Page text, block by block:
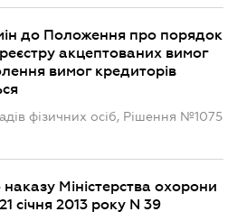
до Положення про порядок
акцептованих вимог
вимог кредиторів
фізичних осіб, Рішення №1075
Міністерства охорони
січня 2013 року N 39